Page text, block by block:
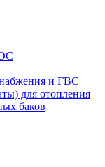
и ГВС
для отопления
баков